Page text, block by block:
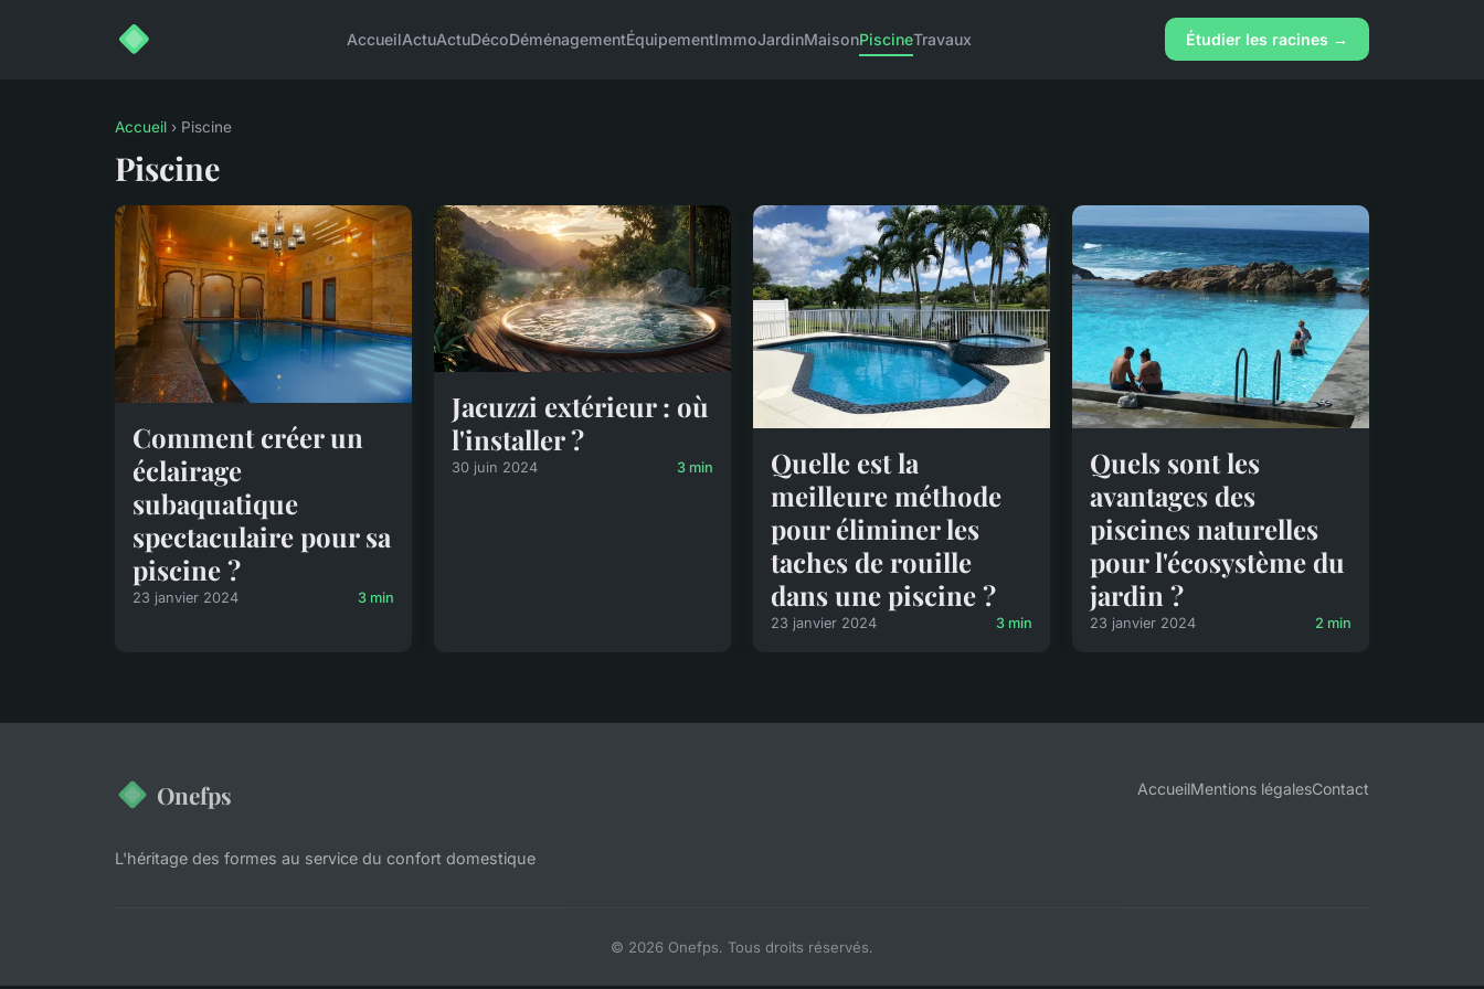
AccueilActuActuDécoDéménagementÉquipementImmoJardinMaisonPiscineTravaux Étudier les racines →
Accueil › Piscine
Piscine
Comment créer un
éclairage
subaquatique
spectaculaire pour sa
piscine ?
23 janvier 2024 3 min
Jacuzzi extérieur : où
l'installer ?
30 juin 2024 3 min
Quelle est la
meilleure méthode
pour éliminer les
taches de rouille
dans une piscine ?
23 janvier 2024 3 min
Quels sont les
avantages des
piscines naturelles
pour l'écosystème du
jardin ?
23 janvier 2024 2 min
Onefps
L'héritage des formes au service du confort domestique
AccueilMentions légalesContact
© 2026 Onefps. Tous droits réservés.